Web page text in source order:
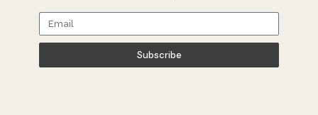
Subscribe